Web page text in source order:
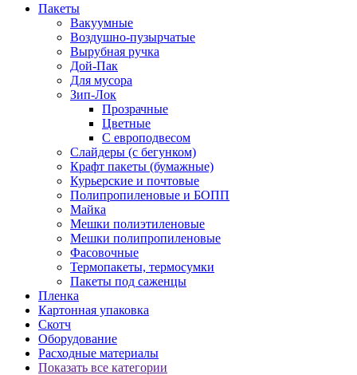
Пакеты
Вакуумные
Воздушно-пузырчатые
Вырубная ручка
Дой-Пак
Для мусора
Зип-Лок
Прозрачные
Цветные
С европодвесом
Слайдеры (с бегунком)
Крафт пакеты (бумажные)
Курьерские и почтовые
Полипропиленовые и БОПП
Майка
Мешки полиэтиленовые
Мешки полипропиленовые
Фасовочные
Термопакеты, термосумки
Пакеты под саженцы
Пленка
Картонная упаковка
Скотч
Оборудование
Расходные материалы
Показать все категории